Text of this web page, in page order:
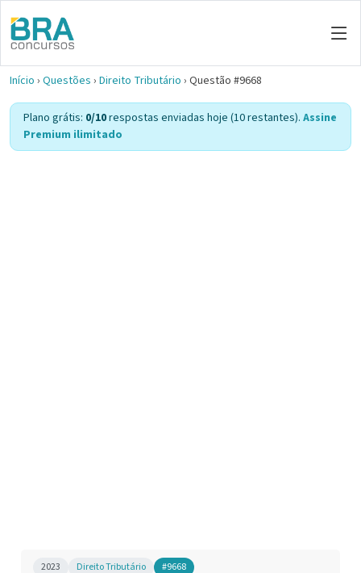
Início › Questões › Direito Tributário › Questão #9668
Plano grátis: 0/10respostas enviadas hoje (10 restantes). Assine
Premium ilimitado
2023 Direito Tributário #9668